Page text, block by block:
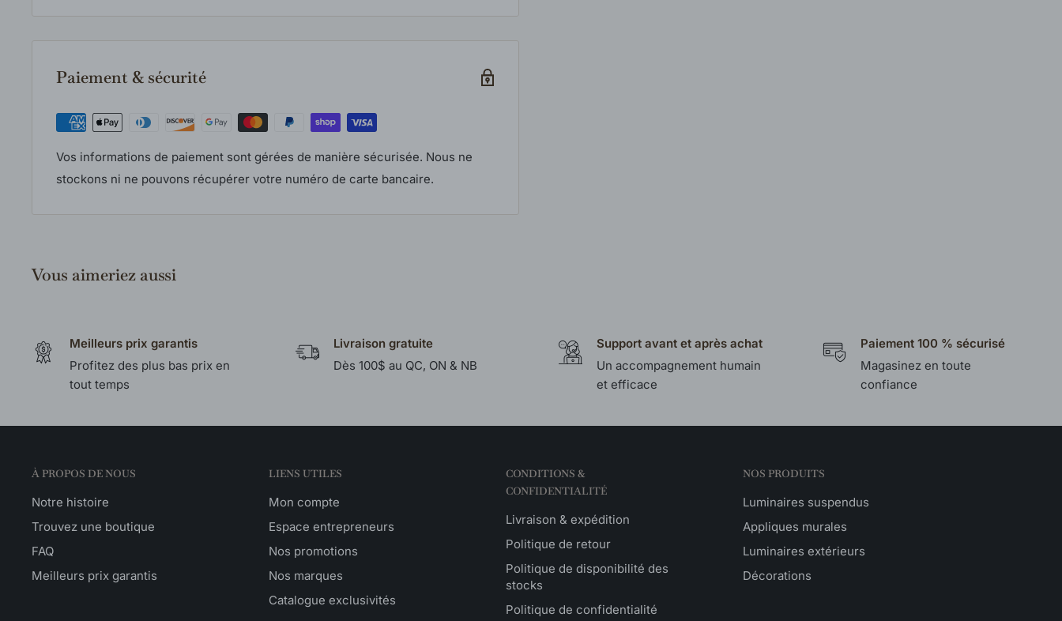
produits doivent être neufs, inutilisés et dans leur emballage d’origine.
Paiement & sécurité
Vos informations de paiement sont gérées de manière sécurisée. Nous ne
stockons ni ne pouvons récupérer votre numéro de carte bancaire.
Vous aimeriez aussi
Meilleurs prix garantis
Profitez des plus bas prix en
tout temps
Livraison gratuite
Dès 100$ au QC, ON & NB
Support avant et après achat
Un accompagnement humain
et efficace
Paiement 100 % sécurisé
Magasinez en toute
confiance
À PROPOS DE NOUS
Notre histoire
Trouvez une boutique
FAQ
Meilleurs prix garantis
LIENS UTILES
Mon compte
Espace entrepreneurs
Nos promotions
Nos marques
Catalogue exclusivités
CONDITIONS &
CONFIDENTIALITÉ
Livraison & expédition
Politique de retour
Politique de disponibilité des
stocks
Politique de confidentialité
NOS PRODUITS
Luminaires suspendus
Appliques murales
Luminaires extérieurs
Décorations